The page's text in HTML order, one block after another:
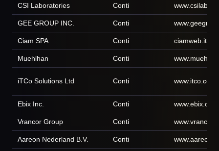
CSI Laboratories Conti
GEE GROUP INC. Conti
Ciam SPA Conti ciamweb.it
Muehlhan Conti
iTCo Solutions Ltd Conti www.itco.co.nz
Ebix Inc. Conti www.ebix.com
Vrancor Group Conti
Aareon Nederland B.V. Conti www.aareon.nl